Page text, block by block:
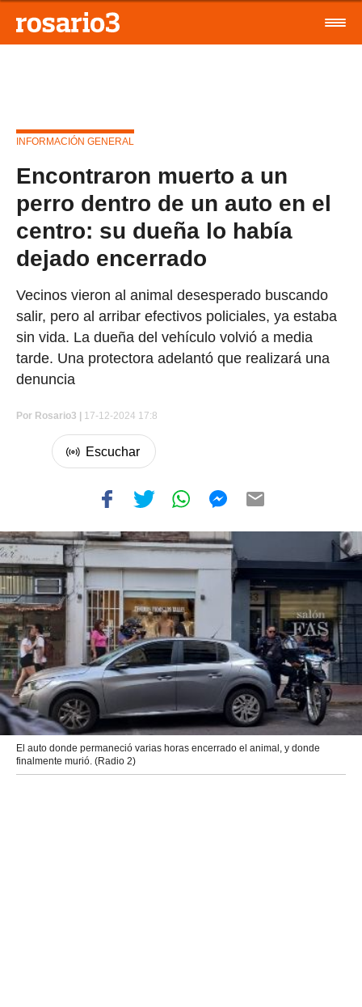
INFORMACIÓN GENERAL
Encontraron muerto a un
perro dentro de un auto en el
centro: su dueña lo había
dejado encerrado
Vecinos vieron al animal desesperado buscando
salir, pero al arribar efectivos policiales, ya estaba
sin vida. La dueña del vehículo volvió a media
tarde. Una protectora adelantó que realizará una
denuncia
Por Rosario3 | 17-12-2024 17:8
El auto donde permaneció varias horas encerrado el animal, y donde
finalmente murió. (Radio 2)